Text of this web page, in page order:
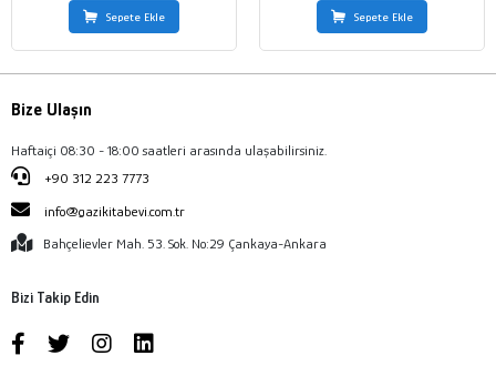
Sepete Ekle Sepete Ekle
Bize Ulaşın
Haftaiçi 08:30 - 18:00 saatleri arasında ulaşabilirsiniz.
+90 312 223 7773
info@gazikitabevi.com.tr
Bahçelievler Mah. 53. Sok. No:29 Çankaya-Ankara
Bizi Takip Edin